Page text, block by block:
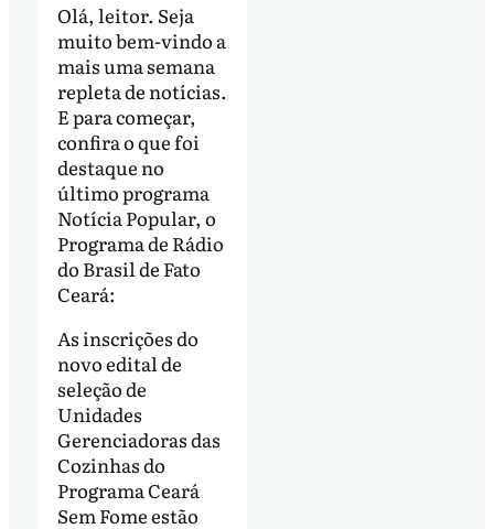
Olá, leitor. Seja
muito bem-vindo a
mais uma semana
repleta de notícias.
E para começar,
confira o que foi
destaque no
último programa
Notícia Popular, o
Programa de Rádio
do Brasil de Fato
Ceará:
As inscrições do
novo edital de
seleção de
Unidades
Gerenciadoras das
Cozinhas do
Programa Ceará
Sem Fome estão